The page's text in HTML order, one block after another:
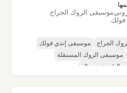
موسيقى الروك الجراج
الجراج
موسيقى إندي فولك
موسيقى الروك المستقلة
ميتال/هيفي ميتال